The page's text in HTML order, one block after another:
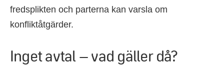
fredsplikten och parterna kan varsla om
konfliktåtgärder.
Inget avtal – vad gäller då?